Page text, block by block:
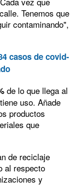
Tenemos que
contaminando",
casos de covid-
de lo que llega al
uso. Añade
productos
que
de reciclaje
al respecto
y